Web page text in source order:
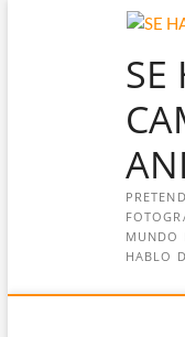
SE
MUNDO
HABLO